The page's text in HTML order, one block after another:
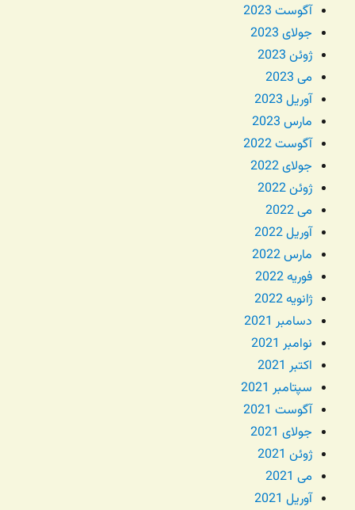
آگوست 2023
جولای 2023
ژوئن 2023
می 2023
آوریل 2023
مارس 2023
آگوست 2022
جولای 2022
ژوئن 2022
می 2022
آوریل 2022
مارس 2022
فوریه 2022
ژانویه 2022
دسامبر 2021
نوامبر 2021
اکتبر 2021
سپتامبر 2021
آگوست 2021
جولای 2021
ژوئن 2021
می 2021
آوریل 2021